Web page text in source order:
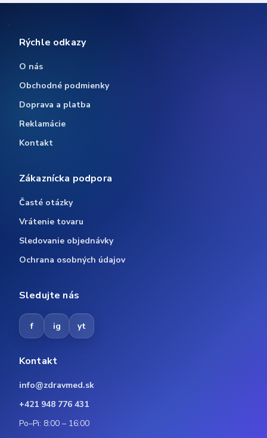
Rýchle odkazy
O nás
Obchodné podmienky
Doprava a platba
Reklamácie
Kontakt
Zákaznícka podpora
Časté otázky
Vrátenie tovaru
Sledovanie objednávky
Ochrana osobných údajov
Sledujte nás
f ig yt
Kontakt
info@zdravmed.sk
+421 948 776 431
Po–Pi: 8:00 – 16:00